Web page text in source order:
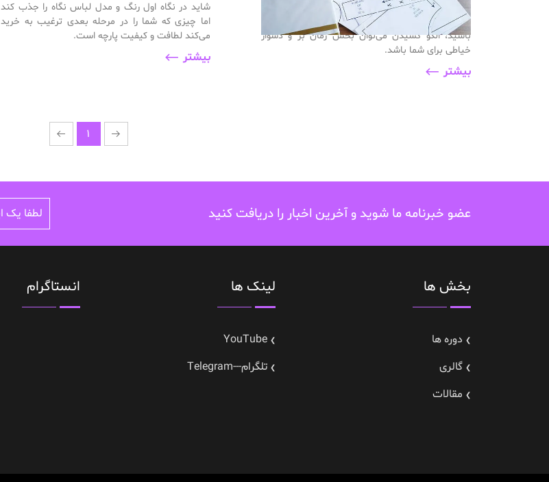
فرایند رسم الگو یکی از مهم‌ترین بخش‌های خیاطی
است. حتی اگر قصد دوخت ساده‌ترین لباس‌ها را داشته
باشید، الگو کشیدن می‌توان بخش زمان بر و دشوار
خیاطی برای شما باشد.
بیشتر
شاید در نگاه اول رنگ و مدل لباس نگاه را جذب کند
اما چیزی که شما را در مرحله بعدی ترغیب به خرید
می‌کند لطافت و کیفیت پارچه است.
بیشتر
1
عضو خبرنامه ما شوید و آخرین اخبار را دریافت کنید
بخش ها
دوره ها
گالری
مقالات
لینک ها
YouTube
تلگرام---Telegram
انستاگرام